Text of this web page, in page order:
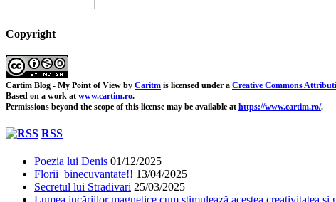
Copyright
Cartim Blog - My Point of View by Caritm is licensed under a Creative Commons
Based on a work at www.cartim.ro.
Permissions beyond the scope of this license may be available at https://www.cartim.ro/.
RSS
Poezia lui Denis 01/12/2025
Florii binecuvantate!! 13/04/2025
Secretul lui Stradivari 25/03/2025